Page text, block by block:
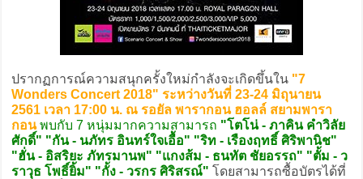
ปรากฏการณ์ความสนุกครั้งใหม่กำลังจะเกิดขึ้นใน "7
Wonders Concert 2018" ระหว่างวันที่ 23-24 มิถุนายน
2561 เวลา 17:00 น. ณ รอยัล พารากอน ฮอลล์ สยามพารา
กอน พบกับ 7 หนุ่มมากความสามารถ "โตโน่ - ภาคิน คำวิลัย
ศักดิ์" "กัน - นภัทร อินทร์ใจเอื้อ" "ริท - เรืองฤทธิ์ ศิริพานิช"
"ฮั่น - อิสริยะ ภัทรมานพ" "แกงส้ม - ธนทัต ชัยอรรถ" "ตั้ม - ว
ราวุธ โพธิ์ยิ้ม" "กั้ง - วรกร ศิริสรณ์" โดยสามารถซื้อบัตรได้ที่